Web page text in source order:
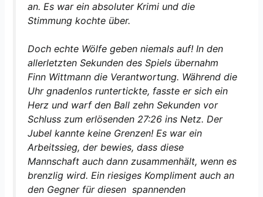
an. Es war ein absoluter Krimi und die
Stimmung kochte über.
Doch echte Wölfe geben niemals auf! In den
allerletzten Sekunden des Spiels übernahm
Finn Wittmann die Verantwortung. Während die
Uhr gnadenlos runtertickte, fasste er sich ein
Herz und warf den Ball zehn Sekunden vor
Schluss zum erlösenden 27:26 ins Netz. Der
Jubel kannte keine Grenzen! Es war ein
Arbeitssieg, der bewies, dass diese
Mannschaft auch dann zusammenhält, wenn es
brenzlig wird. Ein riesiges Kompliment auch an
den Gegner für diesen spannenden